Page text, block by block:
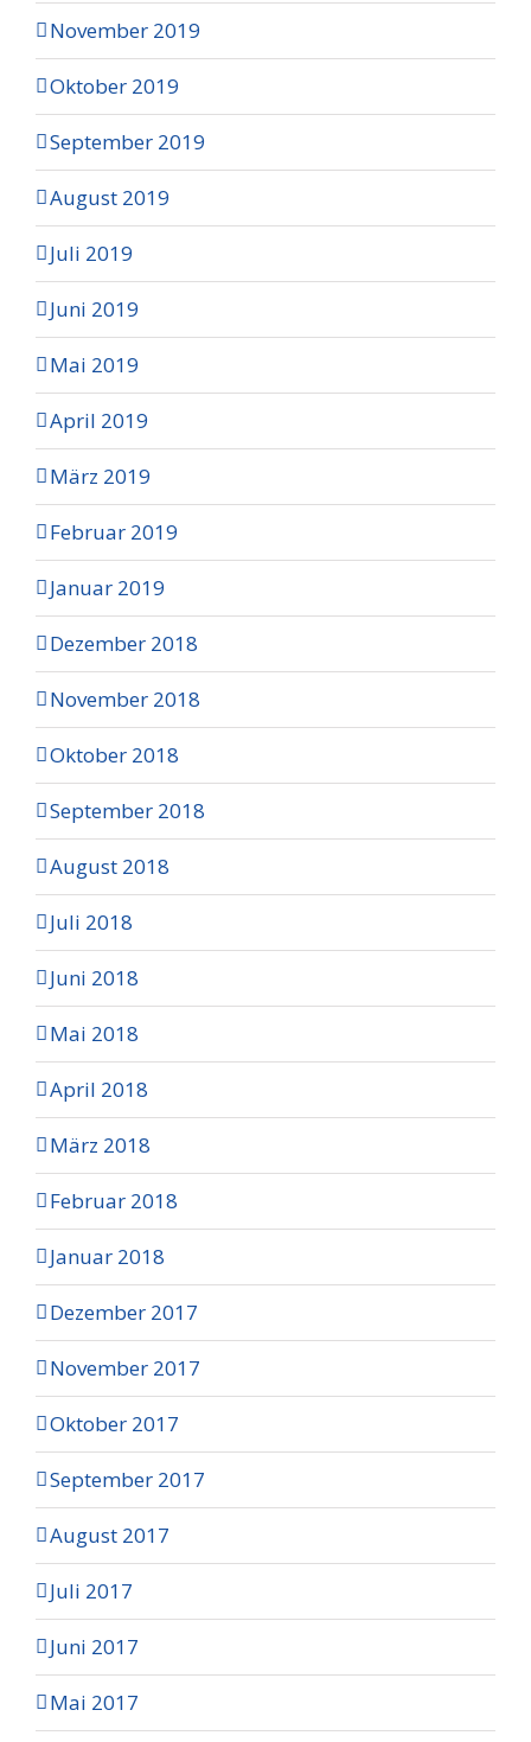
November 2019
Oktober 2019
September 2019
August 2019
Juli 2019
Juni 2019
Mai 2019
April 2019
März 2019
Februar 2019
Januar 2019
Dezember 2018
November 2018
Oktober 2018
September 2018
August 2018
Juli 2018
Juni 2018
Mai 2018
April 2018
März 2018
Februar 2018
Januar 2018
Dezember 2017
November 2017
Oktober 2017
September 2017
August 2017
Juli 2017
Juni 2017
Mai 2017